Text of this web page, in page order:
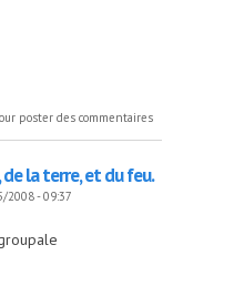
Briancon
poster des commentaires
de la terre, et du feu.
2008 - 09:37